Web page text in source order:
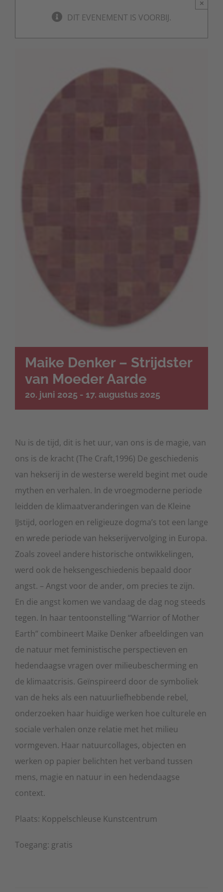
DIT EVENEMENT IS VOORBIJ.
×
Maike Denker – Strijdster
van Moeder Aarde
20. juni 2025 - 17. augustus 2025
Nu is de tijd, dit is het uur, van ons is de magie, van
ons is de kracht (The Craft,1996) De geschiedenis
van hekserij in de westerse wereld begint met oude
mythen en verhalen. In de vroegmoderne periode
leidden de klimaatveranderingen van de Kleine
IJstijd, oorlogen en religieuze dogma’s tot een lange
en wrede periode van hekserijvervolging in Europa.
Zoals zoveel andere historische ontwikkelingen,
werd ook de heksengeschiedenis bepaald door
angst. – Angst voor de ander, om precies te zijn.
En die angst komen we vandaag de dag nog steeds
tegen. In haar tentoonstelling “Warrior of Mother
Earth” combineert Maike Denker afbeeldingen van
de natuur met feministische perspectieven en
hedendaagse vragen over milieubescherming en
de klimaatcrisis. Geïnspireerd door de symboliek
van de heks als een natuurliefhebbende rebel,
onderzoeken haar huidige werken hoe culturele en
sociale verhalen onze relatie met het milieu
vormgeven. Haar natuurcollages, objecten en
werken op papier belichten het verband tussen
mens, magie en natuur in een hedendaagse
context.
Plaats: Koppelschleuse Kunstcentrum
Toegang: gratis